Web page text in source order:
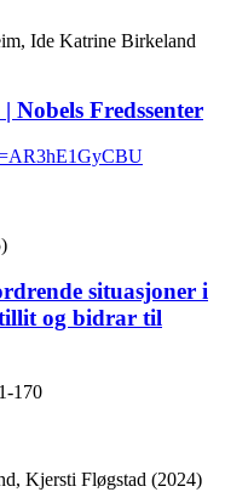
Ide Katrine Birkeland
Nobels Fredssenter
situasjoner i
tillit og bidrar til
170
Kjersti Fløgstad (2024)